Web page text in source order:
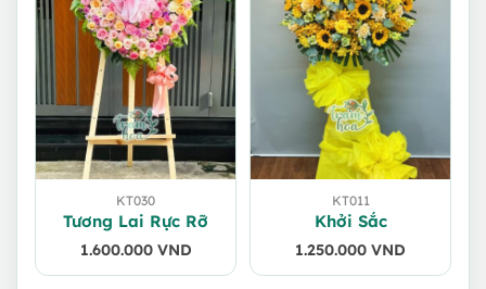
KT030
Tương Lai Rực Rỡ
1.600.000 VND
KT011
Khởi Sắc
1.250.000 VND